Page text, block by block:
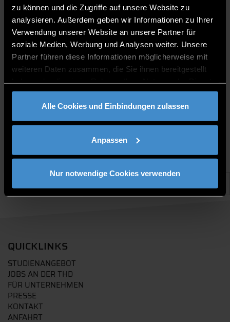
zu können und die Zugriffe auf unsere Website zu
analysieren. Außerdem geben wir Informationen zu Ihrer
Verwendung unserer Website an unsere Partner für
soziale Medien, Werbung und Analysen weiter. Unsere
Partner führen diese Informationen möglicherweise mit
weiteren Daten zusammen, die Sie ihnen bereitgestellt
gesammelt haben.
Alle Cookies und Einbindungen zulassen
Anpassen
Nur notwendige Cookies verwenden
bayzeit@th-deg.de
BayZeit (Anfangsbuchstabe A-G)
Arbeitsunfähigkeiten (Anfangsbuchstabe A-G)
H 103
0991/3615-8337
QUICKLINKS
STUDIENANGEBOT
JOBS AN DER THD
FÜR UNTERNEHMEN
PRESSE
KONTAKT
ANFAHRT